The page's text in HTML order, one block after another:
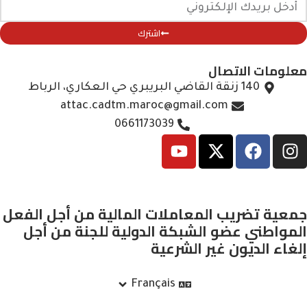
اشترك
معلومات الاتصال
140 زنقة القاضي البريبري حي العكاري، الرباط
attac.cadtm.maroc@gmail.com
0661173039
جمعية تضريب المعاملات المالية من أجل الفعل
المواطني عضو الشبكة الدولية للجنة من أجل
إلغاء الديون غير الشرعية
Français